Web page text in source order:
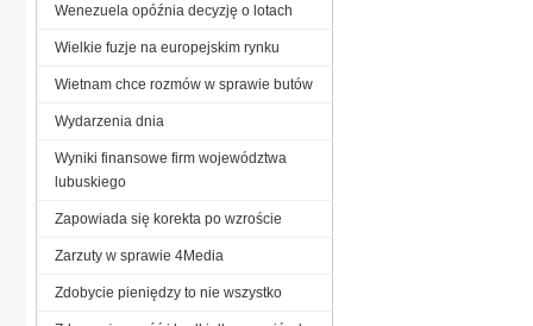
Wenezuela opóźnia decyzję o lotach
Wielkie fuzje na europejskim rynku
Wietnam chce rozmów w sprawie butów
Wydarzenia dnia
Wyniki finansowe firm województwa
lubuskiego
Zapowiada się korekta po wzroście
Zarzuty w sprawie 4Media
Zdobycie pieniędzy to nie wszystko